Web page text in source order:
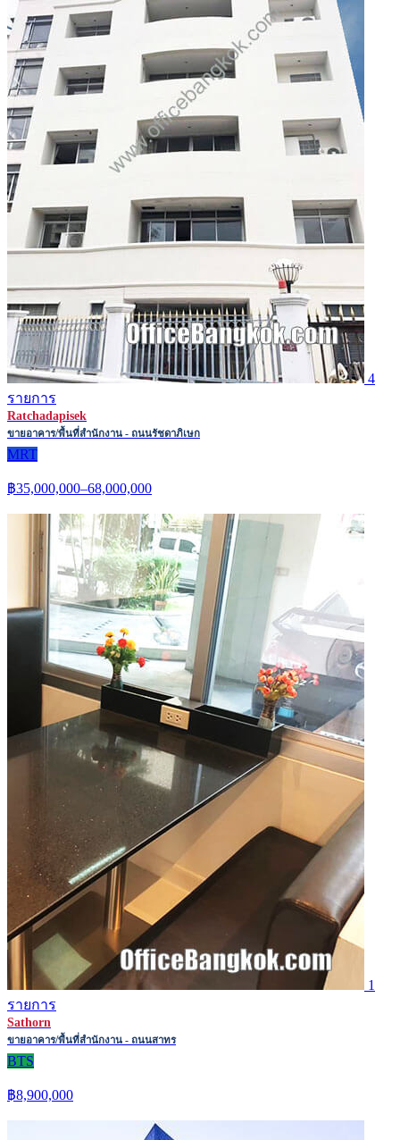
4
รายการ
Ratchadapisek
ขายอาคาร/พื้นที่สำนักงาน - ถนนรัชดาภิเษก
MRT
฿35,000,000–68,000,000
1
รายการ
Sathorn
ขายอาคาร/พื้นที่สำนักงาน - ถนนสาทร
BTS
฿8,900,000